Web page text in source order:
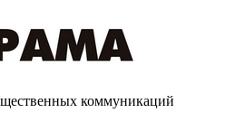
коммуникаций